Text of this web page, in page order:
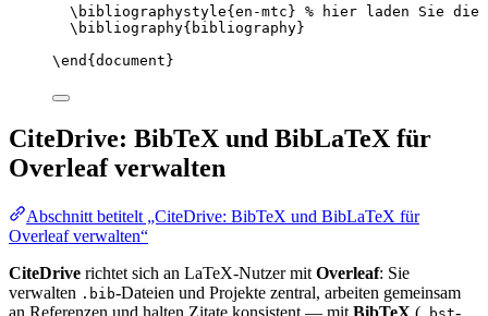
\bibliographystyle{en-mtc} % hier laden Sie die
\bibliography{bibliography}
\end { document }
CiteDrive: BibTeX und BibLaTeX für
Overleaf verwalten
Abschnitt betitelt „CiteDrive: BibTeX und BibLaTeX für
Overleaf verwalten“
CiteDrive richtet sich an LaTeX-Nutzer mit Overleaf: Sie
verwalten .bib-Dateien und Projekte zentral, arbeiten gemeinsam